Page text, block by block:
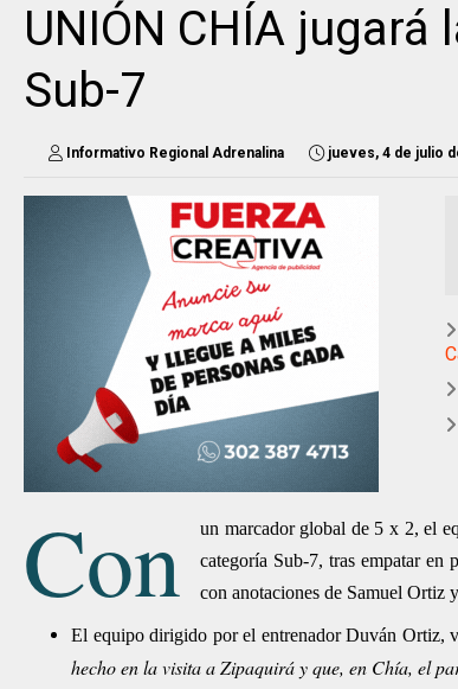
UNIÓN CHÍA
Sub-7
Informativo Regional Adrenalina jueves, 4 de julio
Con
un marcador global de 5 x 2, el
categoría Sub-7, tras empatar
con anotaciones de Samuel Ortiz
El equipo dirigido por el entrenador Duván Ortiz,
hecho en la visita a Zipaquirá y que, en Chía, el